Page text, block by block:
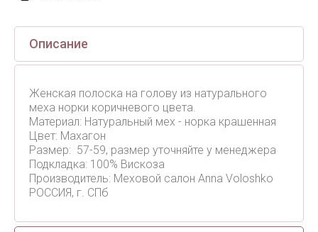
Описание
Женская полоска на голову из натурального
меха норки коричневого цвета.
Материал: Натуральный мех - норка крашенная
Цвет: Махагон
Размер: 57-59, размер уточняйте у менеджера
Подкладка: 100% Вискоза
Производитель: Меховой салон Anna Voloshko
РОССИЯ, г. СПб